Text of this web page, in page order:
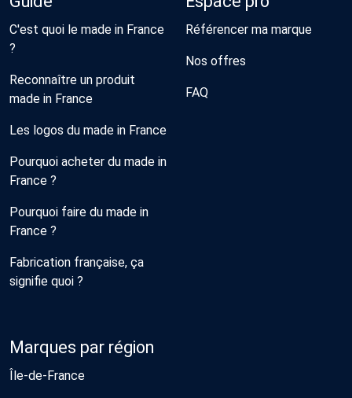
C'est quoi le made in France
?
Reconnaître un produit
made in France
Les logos du made in France
Pourquoi acheter du made in
France ?
Pourquoi faire du made in
France ?
Fabrication française, ça
signifie quoi ?
Référencer ma marque
Nos offres
FAQ
Marques par région
Île-de-France